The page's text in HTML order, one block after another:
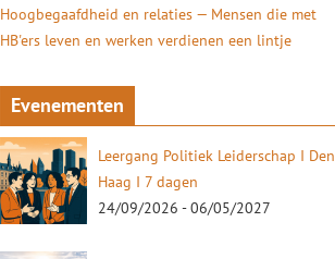
Hoogbegaafdheid en relaties — Mensen die met
HB'ers leven en werken verdienen een lintje
Evenementen
Leergang Politiek Leiderschap I Den
Haag I 7 dagen
24/09/2026 - 06/05/2027